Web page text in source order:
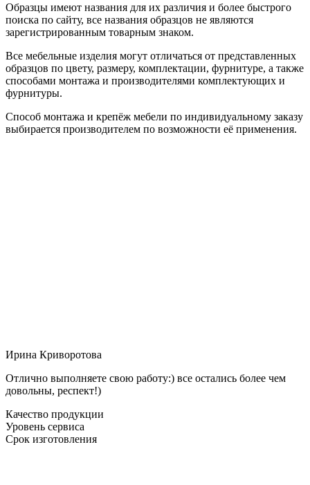
Образцы имеют названия для их различия и более быстрого
поиска по сайту, все названия образцов не являются
зарегистрированным товарным знаком.
Все мебельные изделия могут отличаться от представленных
образцов по цвету, размеру, комплектации, фурнитуре, а также
способами монтажа и производителями комплектующих и
фурнитуры.
Способ монтажа и крепёж мебели по индивидуальному заказу
выбирается производителем по возможности её применения.
Ирина Криворотова
Отлично выполняете свою работу:) все остались более чем
довольны, респект!)
Качество продукции
Уровень сервиса
Срок изготовления